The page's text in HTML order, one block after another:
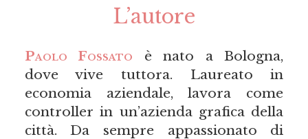
L’autore
Paolo Fossato è nato a Bologna,
dove vive tuttora. Laureato in
economia aziendale, lavora come
controller in un’azienda grafica della
città. Da sempre appassionato di